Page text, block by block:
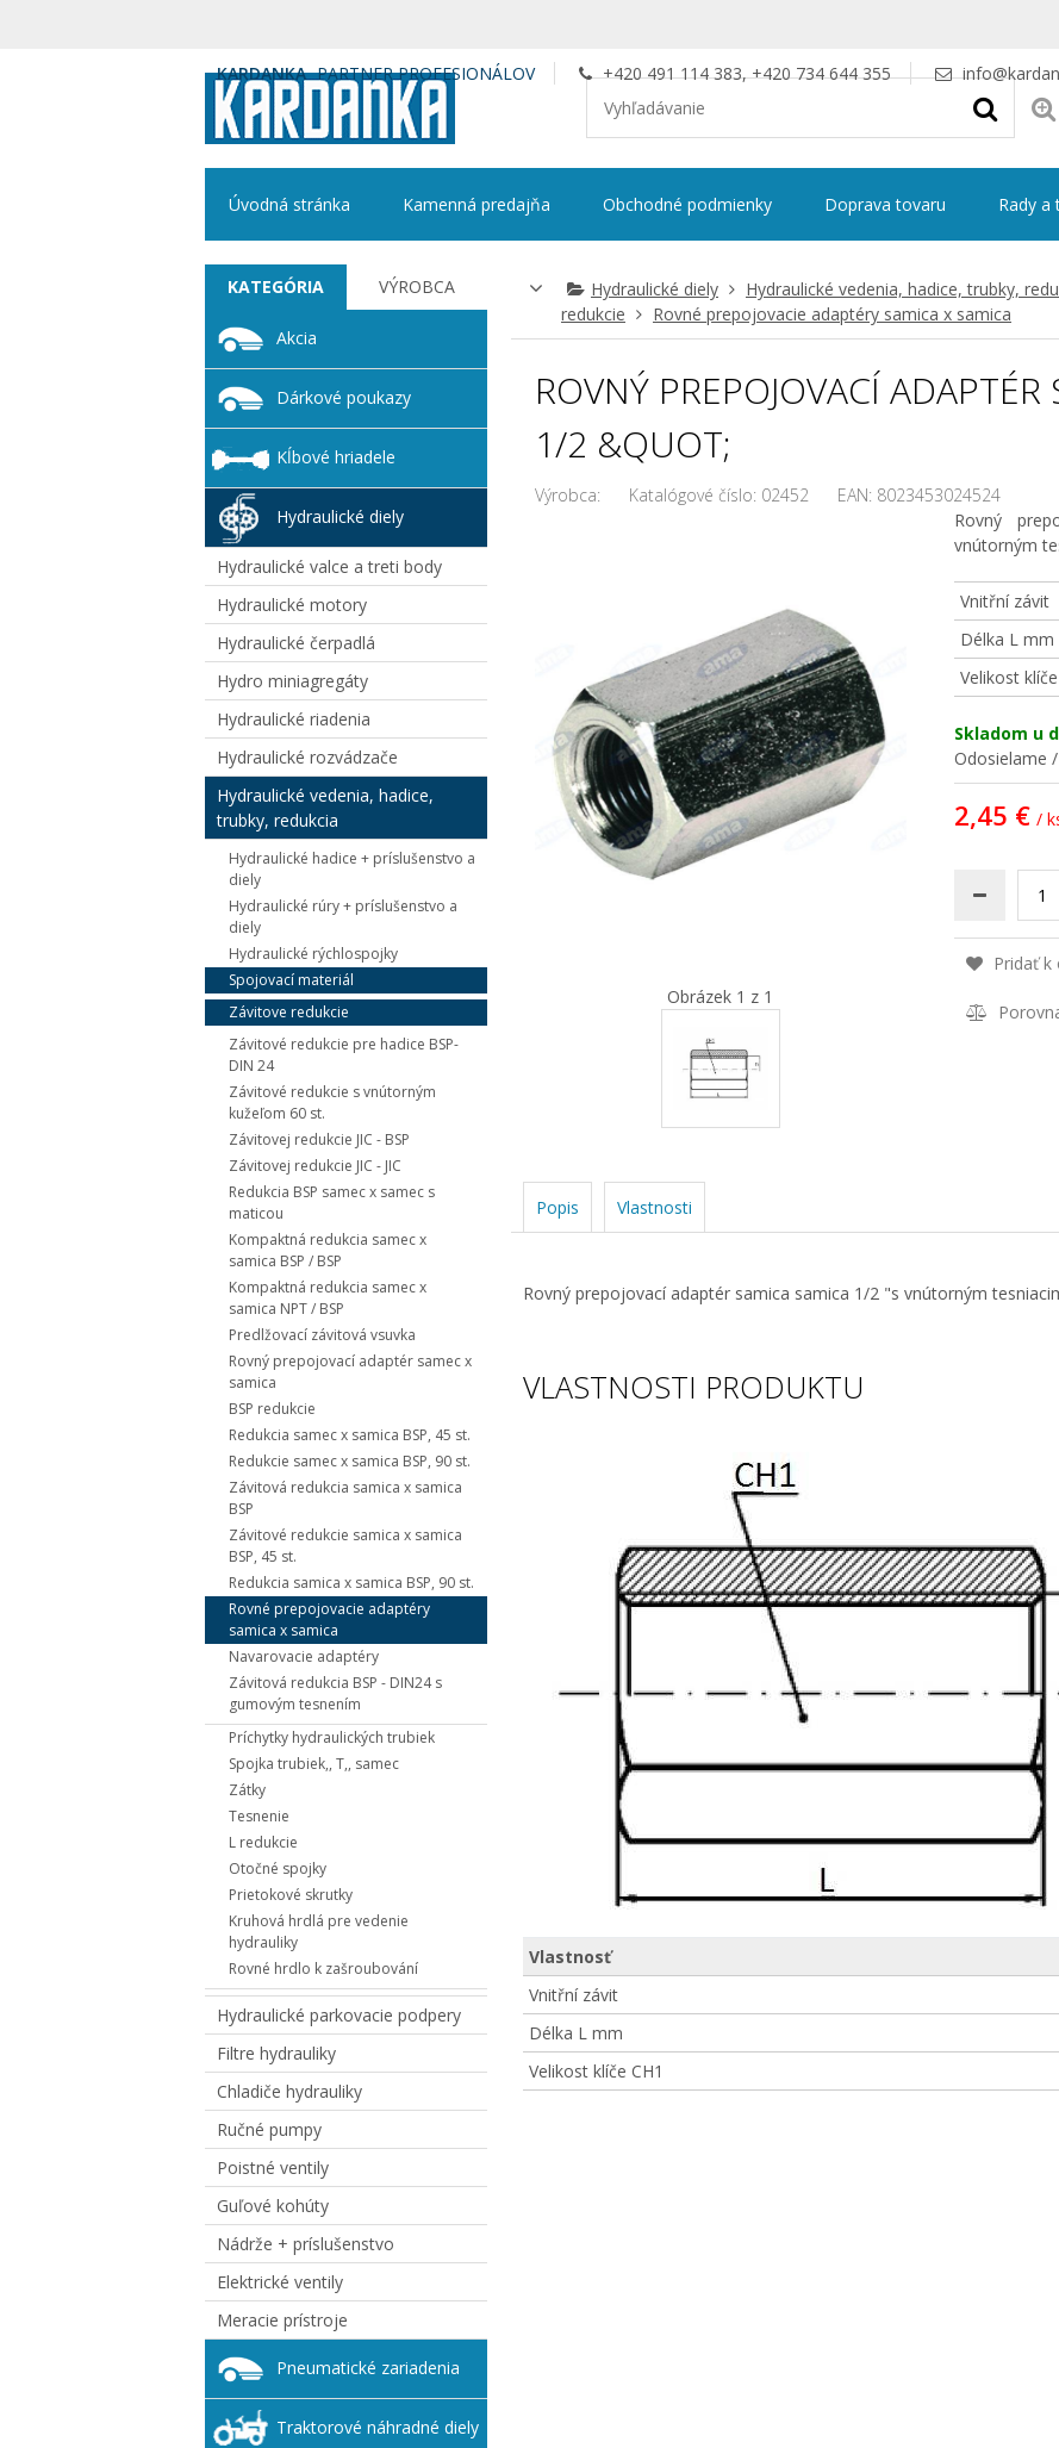
KARDANKA PARTNER PROFESIONÁLOV +420 491 114 383, +420 734 644 355
Úvodná stránka Kamenná predajňa Obchodné podmienky Doprava tovaru Rady a
Hydraulické diely Hydraulické vedenia, hadice, trubky,
redukcie
Rovné prepojovacie adaptéry samica x samica
ROVNÝ PREPOJOVACÍ
1/2 &QUOT;
Výrobca: Katalógové číslo: 02452 EAN: 8023453024524
Obrázek 1 z 1
Rovný
vnútorným
Vnitřní závit
Délka L mm
Velikost klíče
Skladom u
Odosielame
2,45 € /
Pridať k
Popis Vlastnosti
Rovný prepojovací adaptér samica samica 1/2 "s vnútorným
VLASTNOSTI PRODUKTU
Vlastnosť
Vnitřní závit
Délka L mm
Velikost klíče CH1
KATEGÓRIA VÝROBCA
Akcia
Dárkové poukazy
Kĺbové hriadele
Hydraulické diely
Hydraulické valce a treti body
Hydraulické motory
Hydraulické čerpadlá
Hydro miniagregáty
Hydraulické riadenia
Hydraulické rozvádzače
Hydraulické vedenia, hadice,
trubky, redukcia
Hydraulické hadice + príslušenstvo a
diely
Hydraulické rúry + príslušenstvo a
diely
Hydraulické rýchlospojky
Spojovací materiál
Závitove redukcie
Závitové redukcie pre hadice BSP-
DIN 24
Závitové redukcie s vnútorným
kužeľom 60 st.
Závitovej redukcie JIC - BSP
Závitovej redukcie JIC - JIC
Redukcia BSP samec x samec s
maticou
Kompaktná redukcia samec x
samica BSP / BSP
Kompaktná redukcia samec x
samica NPT / BSP
Predlžovací závitová vsuvka
Rovný prepojovací adaptér samec x
samica
BSP redukcie
Redukcia samec x samica BSP, 45 st.
Redukcie samec x samica BSP, 90 st.
Závitová redukcia samica x samica
BSP
Závitové redukcie samica x samica
BSP, 45 st.
Redukcia samica x samica BSP, 90 st.
Rovné prepojovacie adaptéry
samica x samica
Navarovacie adaptéry
Závitová redukcia BSP - DIN24 s
gumovým tesnením
Príchytky hydraulických trubiek
Spojka trubiek,, T,, samec
Zátky
Tesnenie
L redukcie
Otočné spojky
Prietokové skrutky
Kruhová hrdlá pre vedenie
hydrauliky
Rovné hrdlo k zašroubování
Hydraulické parkovacie podpery
Filtre hydrauliky
Chladiče hydrauliky
Ručné pumpy
Poistné ventily
Guľové kohúty
Nádrže + príslušenstvo
Elektrické ventily
Meracie prístroje
Pneumatické zariadenia
Traktorové náhradné diely